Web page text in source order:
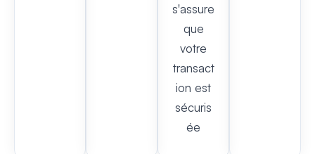
s'assure
que
votre
transact
ion est
sécuris
ée